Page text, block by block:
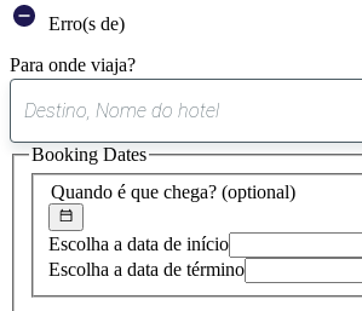
Erro(s de)
Para onde viaja?
sugestão
encontrada
Quando é que chega? (optional)
Escolha a data de início
Escolha a data de término
Booking Dates